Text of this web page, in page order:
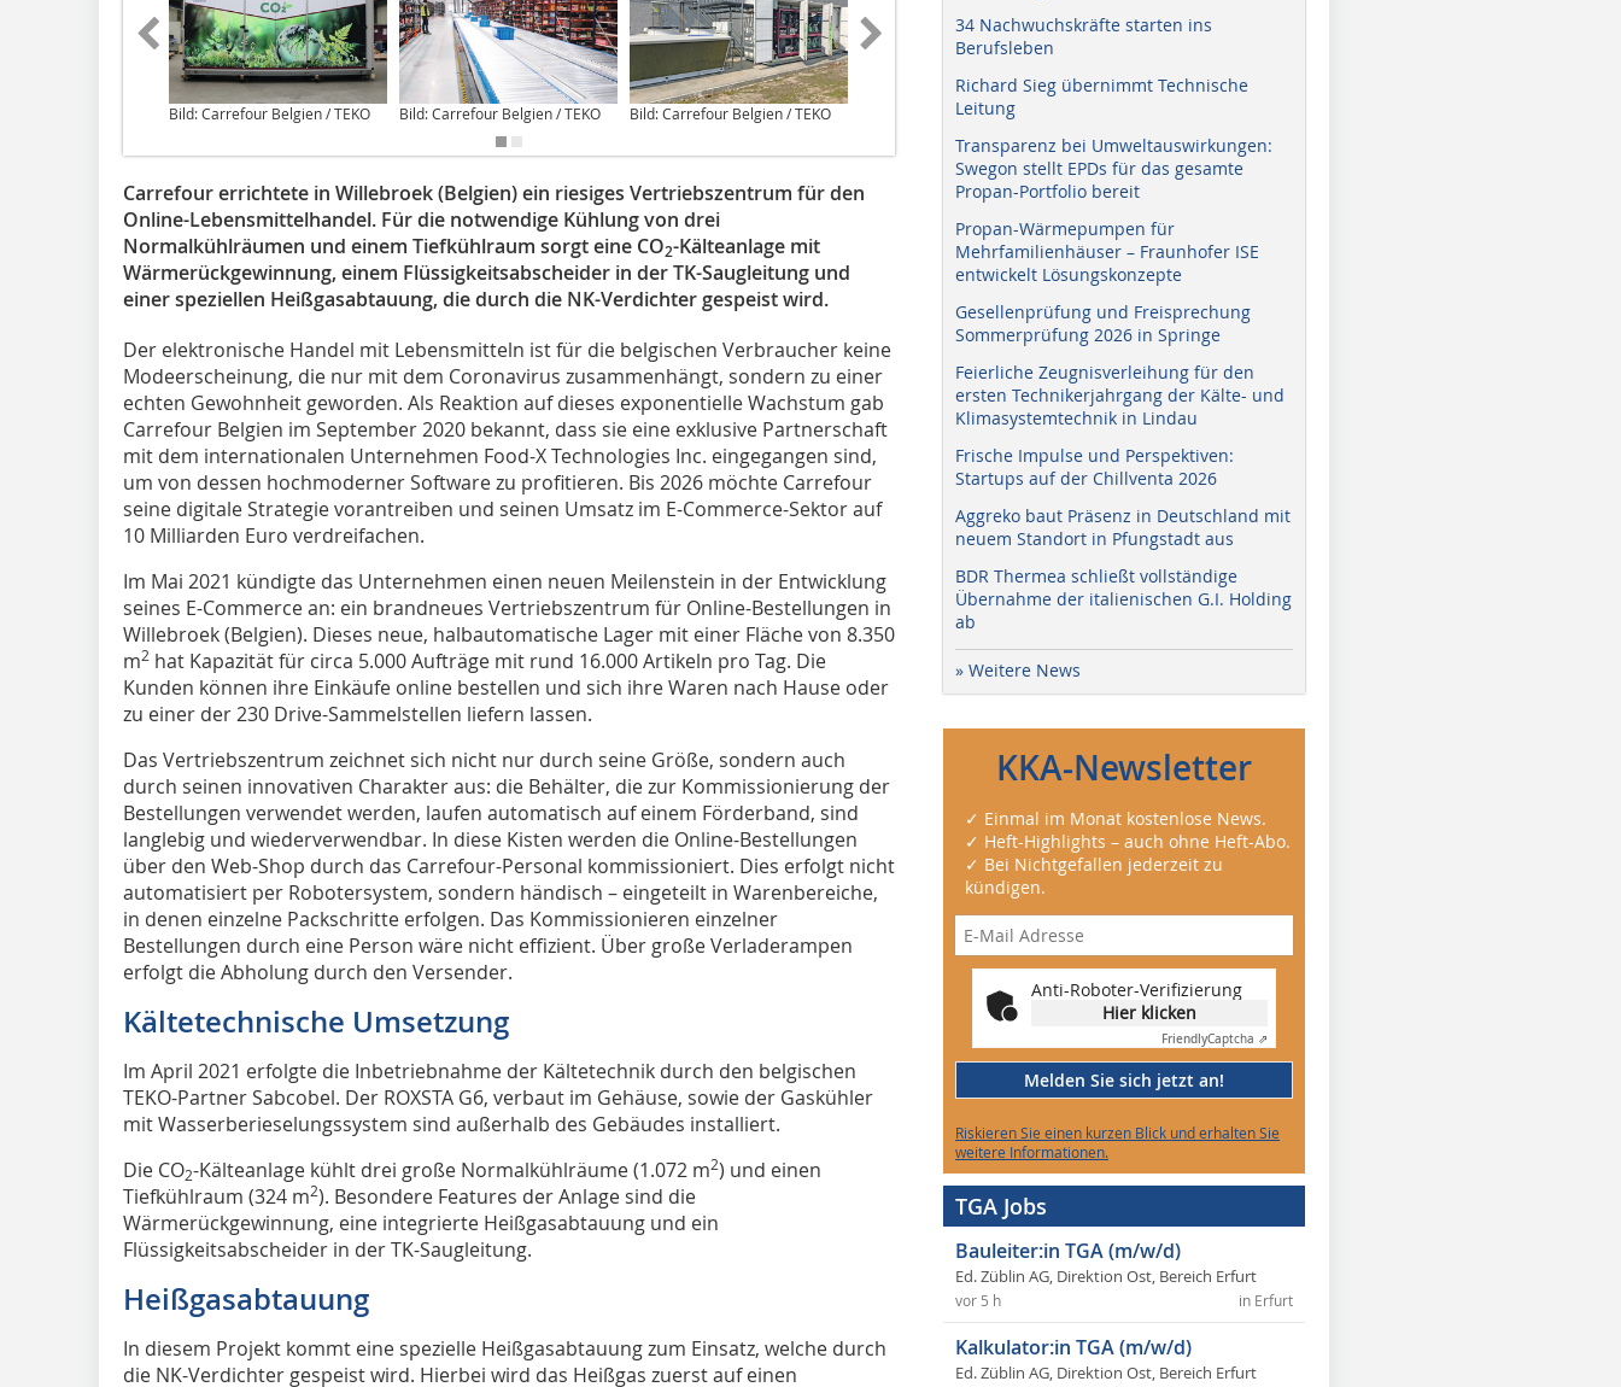
Bild: Carrefour Belgien / TEKO Bild: Carrefour Belgien / TEKO Bild: Carrefour Belgien / TEKO Bild: Carrefour Belgien / TEKO
Carrefour errichtete in Willebroek (Belgien) ein riesiges Vertriebszentrum für den
Online-Lebensmittelhandel. Für die notwendige Kühlung von drei
Normalkühlräumen und einem Tiefkühlraum sorgt eine CO2-Kälteanlage mit
Wärmerückgewinnung, einem Flüssigkeitsabscheider in der TK-Saugleitung und
einer speziellen Heißgasabtauung, die durch die NK-Verdichter gespeist wird.
Der elektronische Handel mit Lebensmitteln ist für die belgischen Verbraucher keine
Modeerscheinung, die nur mit dem Corona­virus zusammenhängt, sondern zu einer
echten Gewohnheit geworden. Als Reaktion auf dieses exponentielle Wachstum gab
Carrefour Belgien im September 2020 bekannt, dass sie eine exklusive Partnerschaft
mit dem internationalen Unternehmen Food-X Technologies Inc. eingegangen sind,
um von dessen hochmoderner Software zu profitieren. Bis 2026 möchte Carrefour
seine digitale Strategie vorantreiben und seinen Umsatz im E-Commerce-Sektor auf
10 Milliarden Euro verdreifachen.
Im Mai 2021 kündigte das Unternehmen einen neuen Meilenstein in der Entwicklung
seines E-Commerce an: ein brandneues Vertriebszentrum für Online-Bestellungen in
Willebroek (Belgien). Dieses neue, halbautomatische Lager mit einer Fläche von 8.350
m2 hat Kapazität für circa 5.000 Aufträge mit rund 16.000 Artikeln pro Tag. Die
Kunden können ihre Einkäufe online bestellen und sich ihre Waren nach Hause oder
zu einer der 230 Drive-Sammelstellen liefern lassen.
Das Vertriebszentrum zeichnet sich nicht nur durch seine Größe, sondern auch
durch seinen innovativen Charakter aus: die Behälter, die zur Kommissionierung der
Bestellungen verwendet werden, laufen automatisch auf einem Förderband, sind
langlebig und wiederverwendbar. In diese Kisten werden die Online-Bestellungen
über den Web-Shop durch das Carrefour-Personal kommissioniert. Dies erfolgt nicht
automatisiert per Robotersystem, sondern händisch – eingeteilt in Warenbereiche,
in denen einzelne Packschritte erfolgen. Das Kommissionieren einzelner
Bestellungen durch eine Person wäre nicht effizient. Über große Verladerampen
erfolgt die Abholung durch den Versender.
Kältetechnische Umsetzung
Im April 2021 erfolgte die Inbetriebnahme der Kältetechnik durch den belgischen
TEKO-Partner Sabcobel. Der ROXSTA G6, verbaut im Gehäuse, sowie der Gaskühler
mit Wasserberieselungssystem sind außerhalb des Gebäudes installiert.
Die CO2-Kälteanlage kühlt drei große Normalkühlräume (1.072 m2) und einen
Tiefkühlraum (324 m2). Besondere Features der Anlage sind die
Wärmerückgewinnung, eine integrierte Heißgasabtauung und ein
Flüssigkeitsabscheider in der TK-Saugleitung.
Heißgasabtauung
In diesem Projekt kommt eine spezielle Heißgasabtauung zum Einsatz, welche durch
die NK-Verdichter gespeist wird. Hierbei wird das Heißgas zuerst auf einen
34 Nachwuchskräfte starten ins
Berufsleben
Richard Sieg übernimmt Technische
Leitung
Transparenz bei Umweltauswirkungen:
Swegon stellt EPDs für das gesamte
Propan-Portfolio bereit
Propan-Wärmepumpen für
Mehrfamilienhäuser – Fraunhofer ISE
entwickelt Lösungskonzepte
Gesellenprüfung und Freisprechung
Sommerprüfung 2026 in Springe
Feierliche Zeugnisverleihung für den
ersten Technikerjahrgang der Kälte- und
Klimasystemtechnik in Lindau
Frische Impulse und Perspektiven:
Startups auf der Chillventa 2026
Aggreko baut Präsenz in Deutschland mit
neuem Standort in Pfungstadt aus
BDR Thermea schließt vollständige
Übernahme der italienischen G.I. Holding
ab
» Weitere News
KKA-Newsletter
✓ Einmal im Monat kostenlose News.
✓ Heft-Highlights – auch ohne Heft-Abo.
✓ Bei Nichtgefallen jederzeit zu
kündigen.
Anti-Roboter-Verifizierung
Hier klicken
FriendlyCaptcha ⇗
Melden Sie sich jetzt an!
Riskieren Sie einen kurzen Blick und erhalten Sie
weitere Informationen.
TGA Jobs
Bauleiter:in TGA (m/w/d)
Ed. Züblin AG, Direktion Ost, Bereich Erfurt
in Erfurt
vor 5 h
Kalkulator:in TGA (m/w/d)
Ed. Züblin AG, Direktion Ost, Bereich Erfurt